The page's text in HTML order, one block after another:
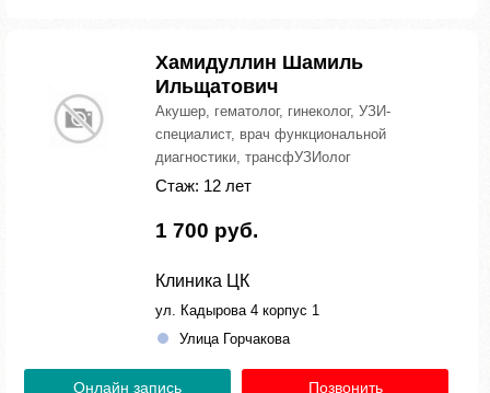
Хамидуллин Шамиль
Ильщатович
Акушер, гематолог, гинеколог, УЗИ-
специалист, врач функциональной
диагностики, трансфУЗИолог
Стаж: 12 лет
1 700 руб.
Клиника ЦК
ул. Кадырова 4 корпус 1
Улица Горчакова
Онлайн запись Позвонить